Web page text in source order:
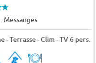
- Messanges
- Terrasse - Clim - TV 6 pers.